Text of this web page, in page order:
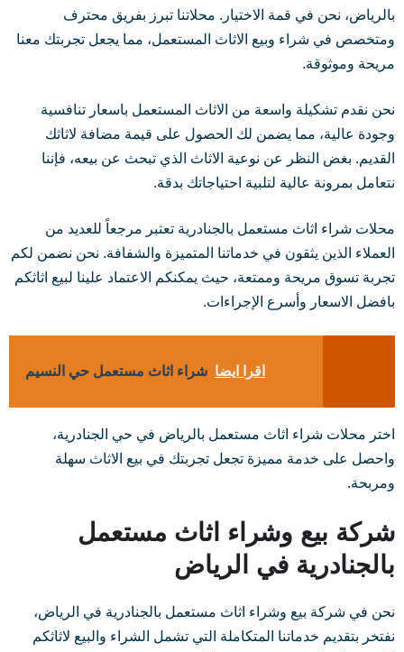
بالرياض، نحن في قمة الاختيار. محلاتنا تبرز بفريق محترف
ومتخصص في شراء وبيع الاثاث المستعمل، مما يجعل تجربتك معنا
مريحة وموثوقة.
نحن نقدم تشكيلة واسعة من الاثاث المستعمل باسعار تنافسية
وجودة عالية، مما يضمن لك الحصول على قيمة مضافة لاثاثك
القديم. بغض النظر عن نوعية الاثاث الذي تبحث عن بيعه، فإننا
نتعامل بمرونة عالية لتلبية احتياجاتك بدقة.
محلات شراء اثاث مستعمل بالجنادرية تعتبر مرجعاً للعديد من
العملاء الذين يثقون في خدماتنا المتميزة والشفافة. نحن نضمن لكم
تجربة تسوق مريحة وممتعة، حيث يمكنكم الاعتماد علينا لبيع اثاثكم
بافضل الاسعار وأسرع الإجراءات.
اقرا ايضا شراء اثاث مستعمل حي النسيم
اختر محلات شراء اثاث مستعمل بالرياض في حي الجنادرية،
واحصل على خدمة مميزة تجعل تجربتك في بيع الاثاث سهلة
ومربحة.
شركة بيع وشراء اثاث مستعمل
بالجنادرية في الرياض
نحن في شركة بيع وشراء اثاث مستعمل بالجنادرية في الرياض،
نفتخر بتقديم خدماتنا المتكاملة التي تشمل الشراء والبيع لاثاثكم